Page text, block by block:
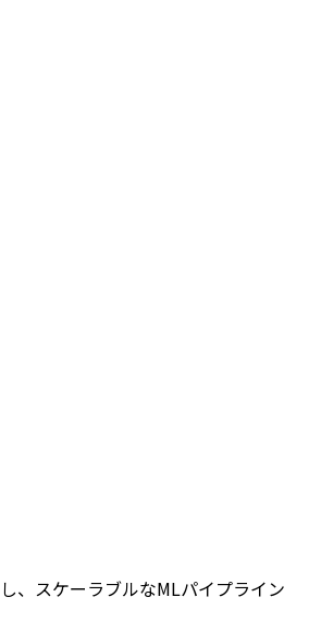
、スケーラブルなMLパイプライン